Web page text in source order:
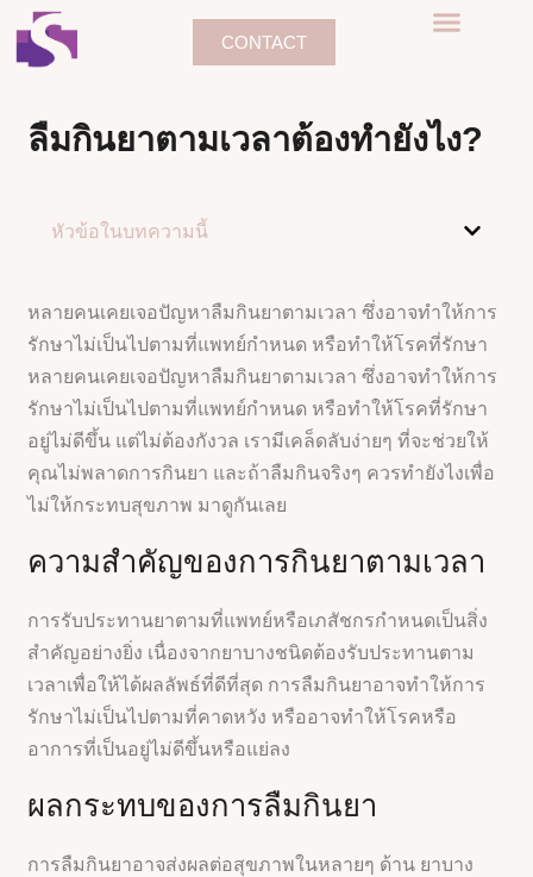
CONTACT
ลืมกินยาตามเวลาต้องทำยังไง?
หัวข้อในบทความนี้
หลายคนเคยเจอปัญหาลืมกินยาตามเวลา ซึ่งอาจทำให้การ
รักษาไม่เป็นไปตามที่แพทย์กำหนด หรือทำให้โรคที่รักษา
หลายคนเคยเจอปัญหาลืมกินยาตามเวลา ซึ่งอาจทำให้การ
รักษาไม่เป็นไปตามที่แพทย์กำหนด หรือทำให้โรคที่รักษา
อยู่ไม่ดีขึ้น แต่ไม่ต้องกังวล เรามีเคล็ดลับง่ายๆ ที่จะช่วยให้
คุณไม่พลาดการกินยา และถ้าลืมกินจริงๆ ควรทำยังไงเพื่อ
ไม่ให้กระทบสุขภาพ มาดูกันเลย
ความสำคัญของการกินยาตามเวลา
การรับประทานยาตามที่แพทย์หรือเภสัชกรกำหนดเป็นสิ่ง
สำคัญอย่างยิ่ง เนื่องจากยาบางชนิดต้องรับประทานตาม
เวลาเพื่อให้ได้ผลลัพธ์ที่ดีที่สุด การลืมกินยาอาจทำให้การ
รักษาไม่เป็นไปตามที่คาดหวัง หรืออาจทำให้โรคหรือ
อาการที่เป็นอยู่ไม่ดีขึ้นหรือแย่ลง
ผลกระทบของการลืมกินยา
การลืมกินยาอาจส่งผลต่อสุขภาพในหลายๆ ด้าน ยาบาง